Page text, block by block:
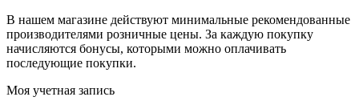
В нашем магазине действуют минимальные рекомендованные
производителями розничные цены. За каждую покупку
начисляются бонусы, которыми можно оплачивать
последующие покупки.
Моя учетная запись